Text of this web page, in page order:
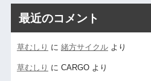
最近のコメント
草むしり に 緒方サイクルより
草むしり に CARGOより